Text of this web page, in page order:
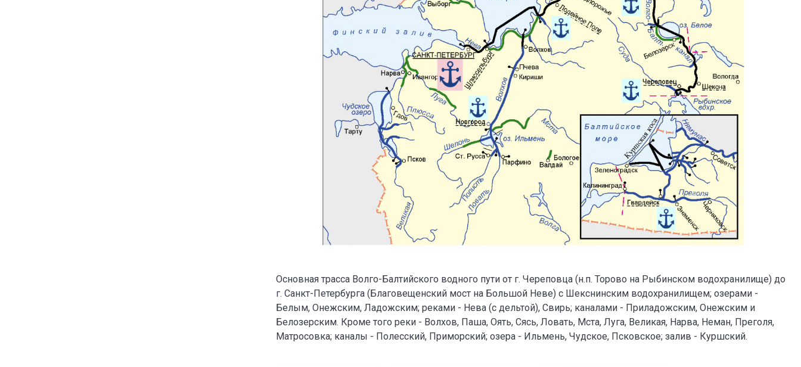
Основная трасса Волго-Балтийского водного пути от г. Череповца (н.п. Торово на Рыбинском водохранилище) до
г. Санкт-Петербурга (Благовещенский мост на Большой Неве) с Шекснинским водохранилищем; озерами -
Белым, Онежским, Ладожским; реками - Нева (с дельтой), Свирь; каналами - Приладожским, Онежским и
Белозерским. Кроме того реки - Волхов, Паша, Оять, Сясь, Ловать, Мста, Луга, Великая, Нарва, Неман, Преголя,
Матросовка; каналы - Полесский, Приморский; озера - Ильмень, Чудское, Псковское; залив - Куршский.